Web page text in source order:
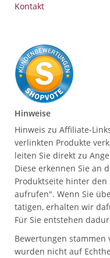
Kontakt
Hinweise
Hinweis zu Affiliate-
verlinkten Produkte
leiten Sie direkt zu
Diese erkennen Sie an
Produktseite hinter den
aufrufen". Wenn Sie
tätigen, erhalten wir
Für Sie entstehen
Bewertungen stammen
wurden nicht auf